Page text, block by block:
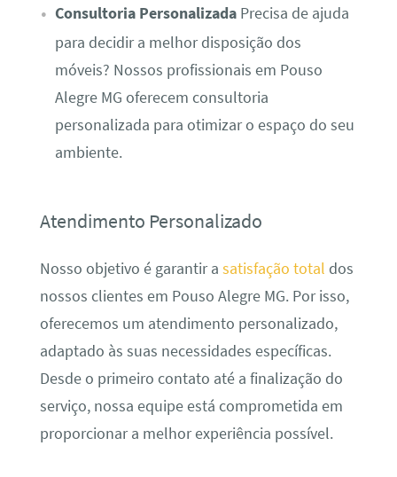
Consultoria PersonalizadaPrecisa de ajuda
para decidir a melhor disposição dos
móveis? Nossos profissionais em Pouso
Alegre MG oferecem consultoria
personalizada para otimizar o espaço do seu
ambiente.
Atendimento Personalizado
Nosso objetivo é garantir a satisfação total dos
nossos clientes em Pouso Alegre MG. Por isso,
oferecemos um atendimento personalizado,
adaptado às suas necessidades específicas.
Desde o primeiro contato até a finalização do
serviço, nossa equipe está comprometida em
proporcionar a melhor experiência possível.